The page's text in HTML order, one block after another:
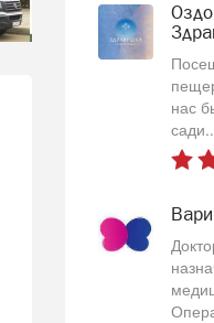
нас